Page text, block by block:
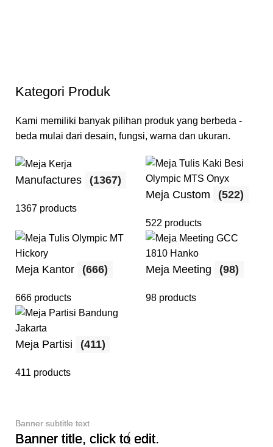
Kategori Produk
Kami memiliki banyak pilihan produk yang berbeda -
beda mulai dari desain, fungsi, warna dan ukuran.
Manufactures (1367)
1367 products
Meja Custom (522)
522 products
Meja Kantor (666)
666 products
Meja Meeting (98)
98 products
Meja Partisi (411)
411 products
Banner subtitle text
Banner title, click to edit.
Banner subtitle text
Banner title, click to edit.
Banner subtitle text
Banner title, click to edit.